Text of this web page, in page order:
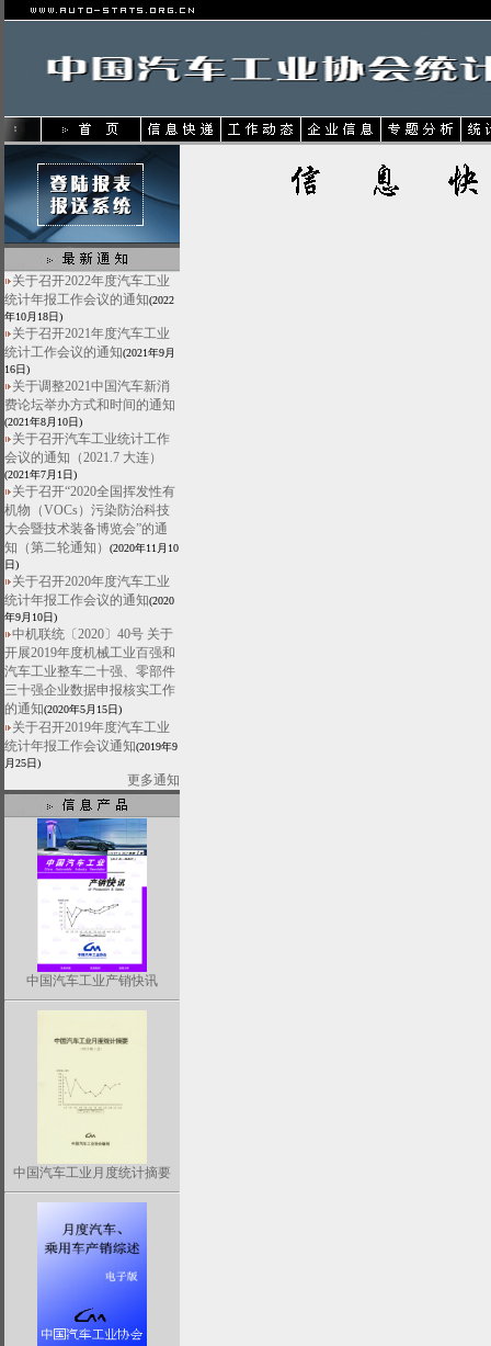
关于召开2022年度汽车工业
统计年报工作会议的通知(2022
年10月18日)
关于召开2021年度汽车工业
统计工作会议的通知(2021年9月
16日)
关于调整2021中国汽车新消
费论坛举办方式和时间的通知
(2021年8月10日)
关于召开汽车工业统计工作
会议的通知（2021.7 大连）
(2021年7月1日)
关于召开“2020全国挥发性有
机物（VOCs）污染防治科技
大会暨技术装备博览会”的通
知（第二轮通知）
(2020年11月10
日)
关于召开2020年度汽车工业
统计年报工作会议的通知(2020
年9月10日)
中机联统〔2020〕40号 关于
开展2019年度机械工业百强和
汽车工业整车二十强、零部件
三十强企业数据申报核实工作
的通知(2020年5月15日)
关于召开2019年度汽车工业
统计年报工作会议通知(2019年9
月25日)
更多通知
中国汽车工业产销快讯
中国汽车工业月度统计摘要